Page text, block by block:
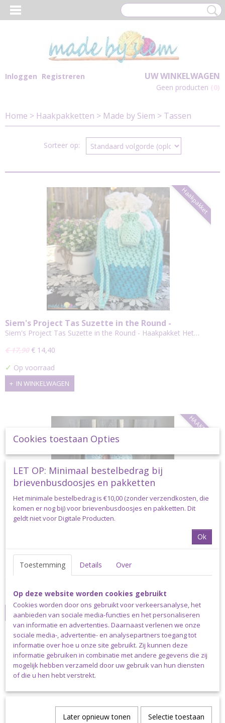
Inloggen Registreren UW WINKELWAGEN
Geen producten (0)
Home > Haakpakketten > Made by Siem > Tassen
Sorteer op:
Haakpakket
Siem's Project Tas Suzette in the Round -
Haakpakket
Siem's Project Tas Suzette in the Round - Haakpakket Het…
€ 17,90 € 14,40
✓ Op voorraad
IN WINKELWAGEN
HAAKPAKKET
Elise Beach Bag by Siem - Haakpakket
Elise Beach Bag by Siem - Haakpakket Dit product betreft het…
€ 22,70
Op voorraad
IN WINKELWAGEN
HAAKPAKKET
Cookies toestaan Opties
LET OP: Minimaal bestelbedrag bij
brievenbusdoosjes en pakketten
Het minimale bestelbedrag is €10,00 (zonder verzendkosten, die
komen er nog bij) voor brievenbusdoosjes en pakketten. Dit
geldt niet voor Digitale Producten.
Ok
Toestemming Details Over
Op deze website worden cookies gebruikt
Cookies worden door ons gebruikt voor verkeersanalyse, het
aanbieden van sociale media-functies en het personaliseren
van informatie en advertenties. Daarnaast verlenen we onze
sociale media-, advertentie- en analysepartners toegang tot
informatie over hoe u onze site gebruikt. Zij kunnen deze
informatie gebruiken in combinatie met andere gegevens die zij
mogelijk hebben verzameld door uw gebruik van hun diensten
of die u hen hebt verstrekt.
Later opnieuw tonen Selectie toestaan